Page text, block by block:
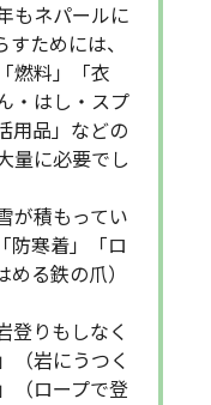
もネパールに
ためには、
燃料」「衣
・はし・スプ
用品」などの
量に必要でし
が積もってい
防寒着」「ロ
る鉄の爪）
登りもしなく
（岩にうつく
（ロープで登